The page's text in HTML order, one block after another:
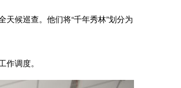
候巡查。他们将“千年秀林”划分为
调度。